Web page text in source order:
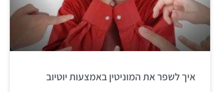
איך לשפר את המוניטין באמצעות יוטיוב